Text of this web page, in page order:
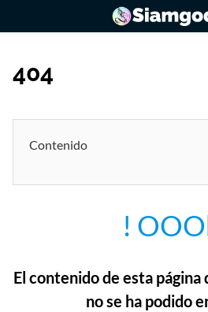
404
Contenido
!
El contenido de esta página
no se ha podido